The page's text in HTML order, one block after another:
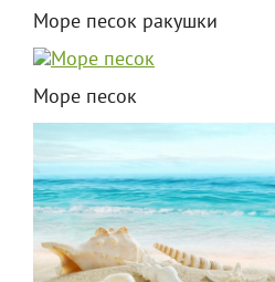
Море песок ракушки
Море песок